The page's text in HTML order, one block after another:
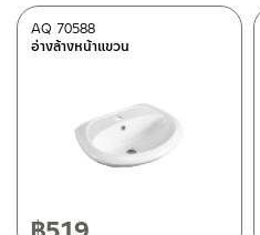
RASLAND (62)
อ่างล้างหน้าเซรามิคแบบวางบนเค
อ่างล้างหน้าเซรามิคแบบวางบนเ
อ่างล้างหน้าเซรามิคแบบตั้งพื้นชิ้
latest
อ่างล้างหน้าแขวน
AQ 70588